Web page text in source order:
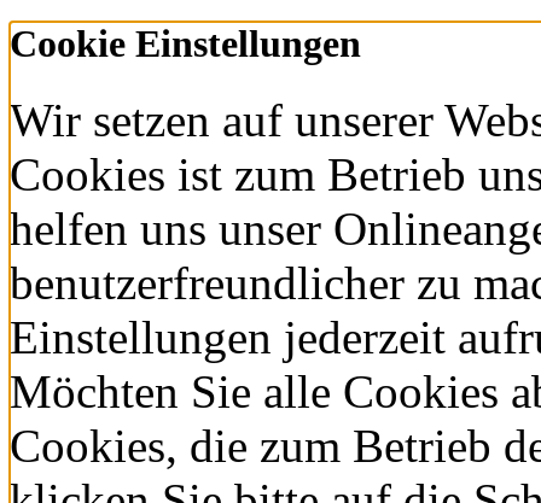
Mail:info@spitzenberger.de
Cookie Einstellungen
Wir setzen auf unserer
Cookies ist zum Betrieb
helfen uns unser
benutzerfreundlicher zu
Einstellungen jederzeit
Möchten Sie alle Cookies